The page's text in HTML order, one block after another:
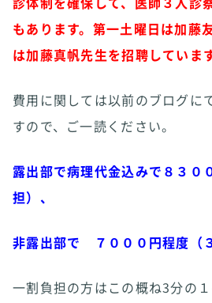
もあります。第一土曜日は加藤
は加藤真帆先生を招聘しています
費用に関しては以前のブログに
すので、ご一読ください。
露出部で病理代金込みで８３
担）、
非露出部で ７０００円程度（
一割負担の方はこの概ね3分の